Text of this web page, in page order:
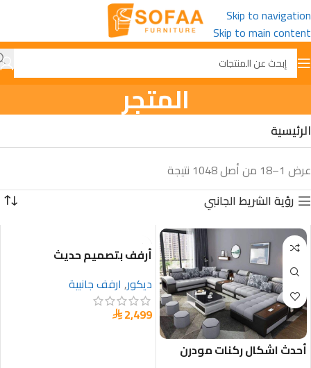
Skip to navigation
Skip to main content
المتجر
الرئيسية
عرض 1–18 من أصل 1048 نتيجة
رؤية الشريط الجانبي
أحدث اشكال ركنات مودرن
أرفف بتصميم حديث
ديكور, ارفف جانبية
2,499